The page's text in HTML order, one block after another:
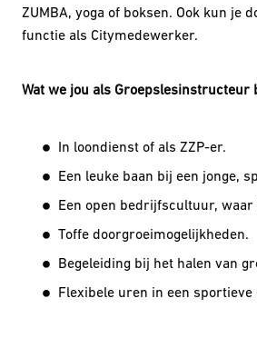
ZUMBA, yoga of boksen. Ook kun je
functie als Citymedewerker.
Wat we jou als Groepslesinstructeur
In loondienst of als ZZP-er.
Een leuke baan bij een jonge,
Een open bedrijfscultuur, waar
Toffe doorgroeimogelijkheden.
Begeleiding bij het halen van
Flexibele uren in een sportieve